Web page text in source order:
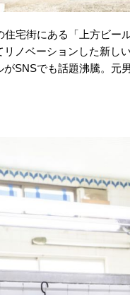
住宅街にある「上方ビー
ノベーションした新し
SNSでも話題沸騰。元